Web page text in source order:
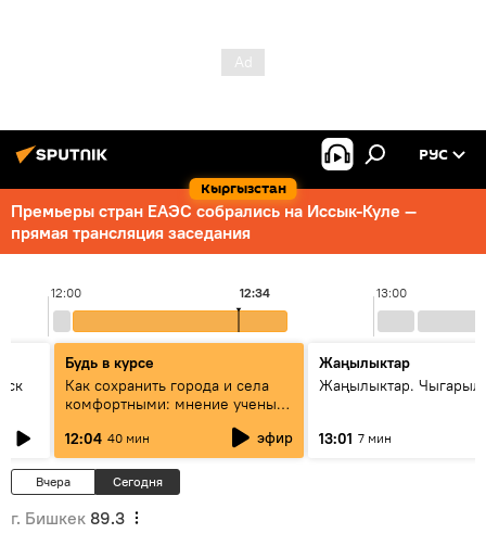
Кыргызстан
РУС
Премьеры стран ЕАЭС собрались на Иссык-Куле —
прямая трансляция заседания
12:00 13:00
12:34
Будь в курсе
Как сохранить города и села
комфортными: мнение ученых
12:04 40 мин эфир
Жаңылыктар
Жаңылыктар.
13:01 7 мин
Вчера Сегодня
г. Бишкек 89.3